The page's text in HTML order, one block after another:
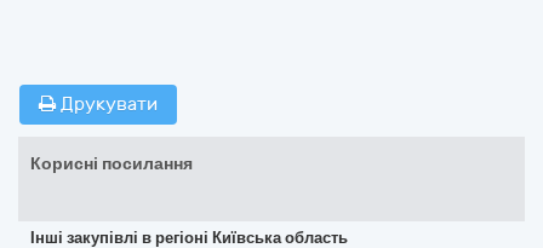
Друкувати
Корисні посилання
Інші закупівлі в регіоні Київська область